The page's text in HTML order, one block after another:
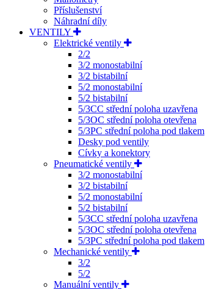
Příslušenství
Náhradní díly
VENTILY
Elektrické ventily
2/2
3/2 monostabilní
3/2 bistabilní
5/2 monostabilní
5/2 bistabilní
5/3CC střední poloha uzavřena
5/3OC střední poloha otevřena
5/3PC střední poloha pod tlakem
Desky pod ventily
Cívky a konektory
Pneumatické ventily
3/2 monostabilní
3/2 bistabilní
5/2 monostabilní
5/2 bistabilní
5/3CC střední poloha uzavřena
5/3OC střední poloha otevřena
5/3PC střední poloha pod tlakem
Mechanické ventily
3/2
5/2
Manuální ventily